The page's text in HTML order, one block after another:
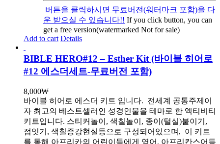
버튼을 클릭하시면 무료버전(워터마크 포함)을 다
운 받으실 수 있습니다!! If you click button, you can
get a free version(watermarked Not for sale)
Add to cart Details
BIBLE HERO#12 – Esther Kit (바이블 히어로
#12 에스더세트-무료버전 포함)
8,000₩
바이블 히어로 에스더 키트 입니다. 전세계 공통주제이
자 최고의 베스트셀러인 성경인물을 테마로 한 엑티비티
키트입니다. 스티커놀이, 색칠놀이, 종이(털실)붙이기,
점잇기, 색칠증강현실등으로 구성되어있으며, 이 키트
를 통해 아프리카의 어린이들에게 영어, 아프리칸스어등